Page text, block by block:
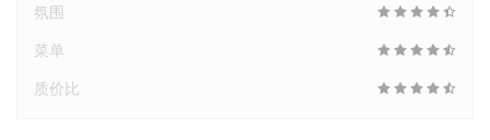
氛围
菜单
质价比